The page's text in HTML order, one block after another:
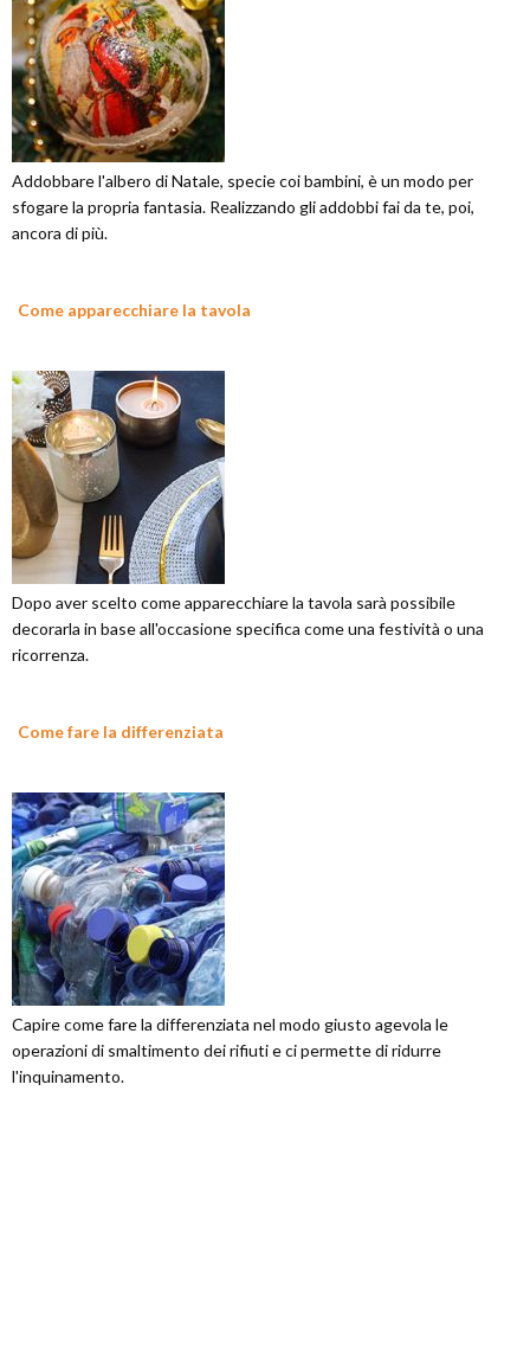
Addobbare l'albero di Natale, specie coi bambini, è un modo per
sfogare la propria fantasia. Realizzando gli addobbi fai da te, poi,
ancora di più.
Come apparecchiare la tavola
Dopo aver scelto come apparecchiare la tavola sarà possibile
decorarla in base all'occasione specifica come una festività o una
ricorrenza.
Come fare la differenziata
Capire come fare la differenziata nel modo giusto agevola le
operazioni di smaltimento dei rifiuti e ci permette di ridurre
l'inquinamento.